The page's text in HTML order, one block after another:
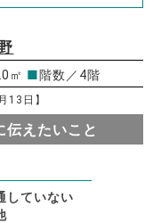
㎡ ■階数／4階
13日】
えたいこと
していない